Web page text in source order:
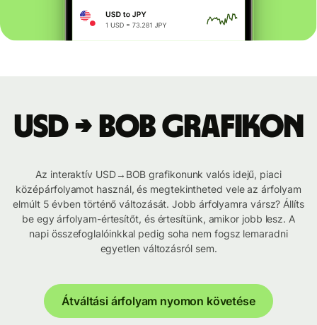
USD → BOB grafikon
Az interaktív USD→BOB grafikonunk valós idejű, piaci
középárfolyamot használ, és megtekintheted vele az árfolyam
elmúlt 5 évben történő változását. Jobb árfolyamra vársz? Állíts
be egy árfolyam-értesítőt, és értesítünk, amikor jobb lesz. A
napi összefoglalóinkkal pedig soha nem fogsz lemaradni
egyetlen változásról sem.
Átváltási árfolyam nyomon követése